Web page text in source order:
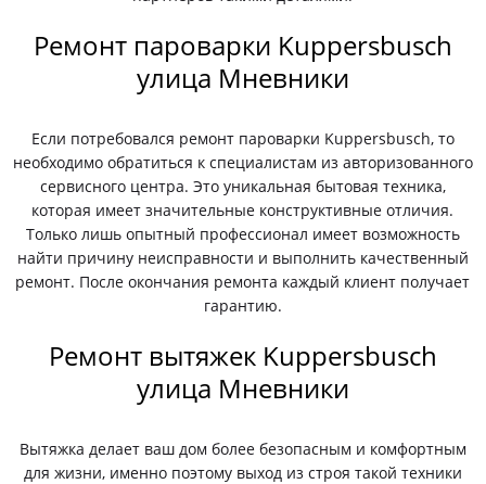
Ремонт пароварки Kuppersbusch
улица Мневники
Если потребовался ремонт пароварки Kuppersbusch, то
необходимо обратиться к специалистам из авторизованного
сервисного центра. Это уникальная бытовая техника,
которая имеет значительные конструктивные отличия.
Только лишь опытный профессионал имеет возможность
найти причину неисправности и выполнить качественный
ремонт. После окончания ремонта каждый клиент получает
гарантию.
Ремонт вытяжек Kuppersbusch
улица Мневники
Вытяжка делает ваш дом более безопасным и комфортным
для жизни, именно поэтому выход из строя такой техники